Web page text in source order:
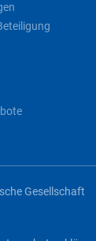
Gesellschaft